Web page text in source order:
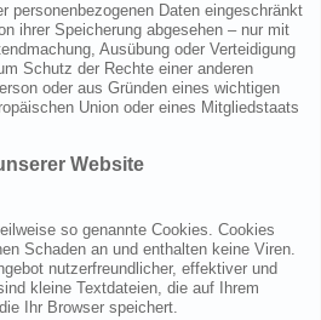
personenbezogenen Daten eingeschränkt
ihrer Speicherung abgesehen – nur mit
Ausübung oder Verteidigung
Schutz der Rechte einer anderen
oder aus Gründen eines wichtigen
Union oder eines Mitgliedstaats
Website
so genannte Cookies. Cookies
Schaden an und enthalten keine Viren.
nutzerfreundlicher, effektiver und
kleine Textdateien, die auf Ihrem
Ihr Browser speichert.